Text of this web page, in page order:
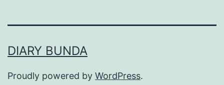
DIARY BUNDA
Proudly powered by WordPress.